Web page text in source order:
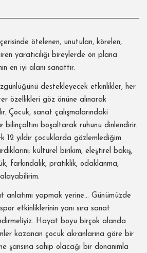
ötelenen, unutulan, körelen,
yaratıcılığı bireylerde ön plana
en iyi alanı sanattır.
destekleyecek etkinlikler, her
özellikleri göz önüne alınarak
Çocuk, sanat çalışmalarındaki
bilinçaltını boşaltarak ruhunu dinlendirir.
12 yıldır çocuklarda gözlemlediğim
kültürel birikim, eleştirel bakış,
farkındalık, pratiklik, odaklanma,
anlatımı yapmak yerine… Günümüzde
etkinliklerinin yanı sıra sanat
Hayat boyu birçok alanda
kazanan çocuk akranlarına göre bir
şansına sahip olacağı bir donanımla